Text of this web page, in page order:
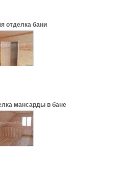
отделка бани
мансарды в бане